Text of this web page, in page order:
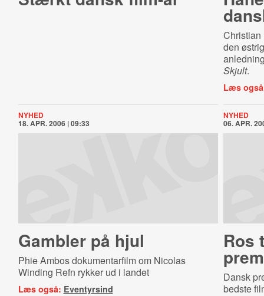
Christian
den
Skjult.
Læs
NYHED
18. APR. 2006 | 09:33
Gambler på hjul
Phie Ambos dokumentarfilm om Nicolas
Winding Refn rykker ud i landet
Læs også: Eventyrsind
NYHED
06. APR.
Ros
Dansk
bedste